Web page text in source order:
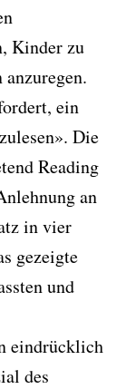
Kinder zu
ein
Die
Reading
an
in vier
gezeigte
und
eindrücklich
des